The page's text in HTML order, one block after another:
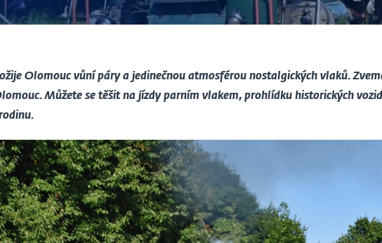
Olomouc vůní páry a jedinečnou atmosférou nostalgických vlaků.
Můžete se těšit na jízdy parním vlakem, prohlídku historických